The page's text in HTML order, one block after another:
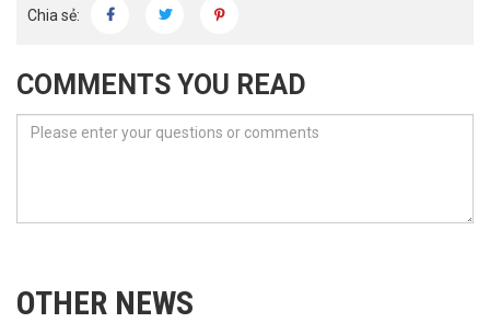
Chia sẻ:
COMMENTS YOU READ
OTHER NEWS